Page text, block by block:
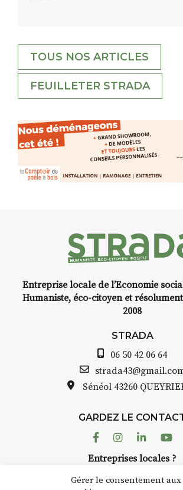
Gérer le consentement aux
TOUS NOS ARTICLES
FEUILLETER STRADA
Entreprise locale de l’Economie
Humaniste, éco-citoyen et
2008
STRADA
06 50 42 06 64
Sénéol 43260
GARDEZ LE
FacebookInstagram
Linkedin
Entreprises locales ?